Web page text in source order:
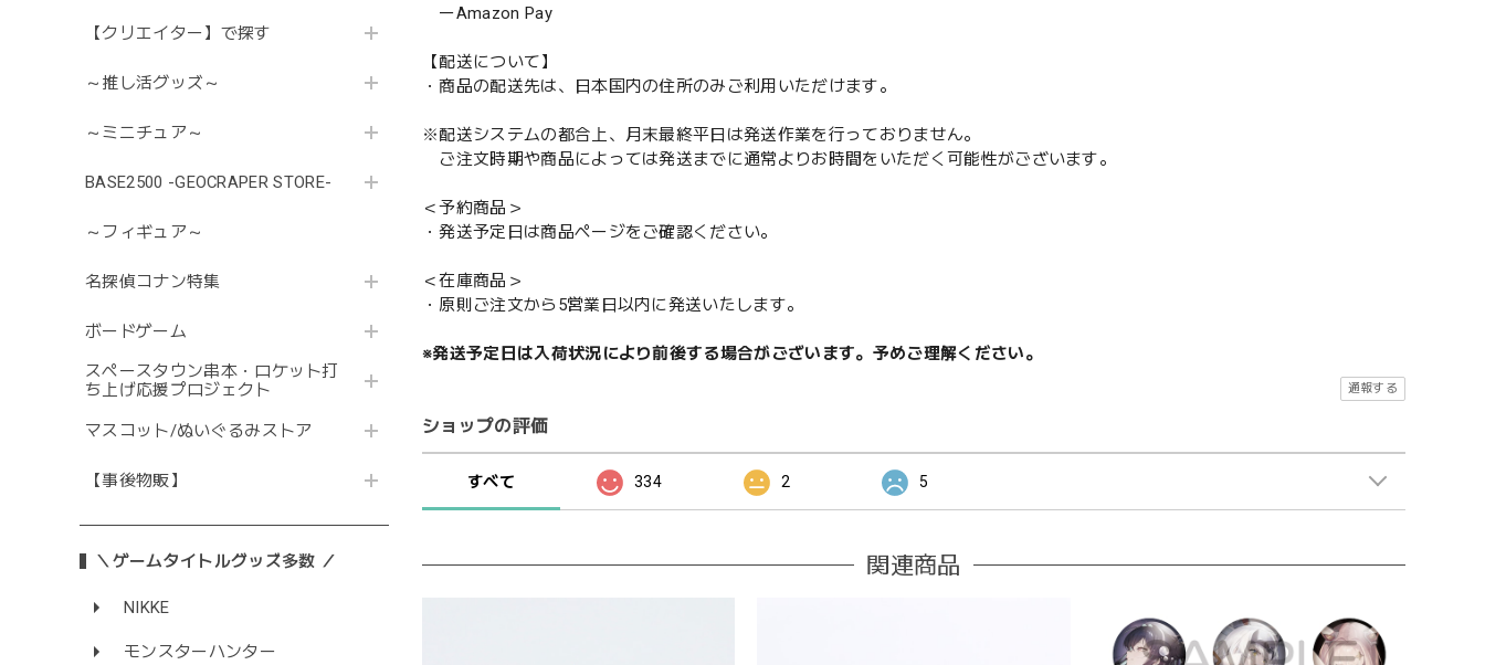
【クリエイター】で探す
～推し活グッズ～
～ミニチュア～
BASE2500 -GEOCRAPER STORE-
～フィギュア～
名探偵コナン特集
ボードゲーム
スペースタウン串本・ロケット打
ち上げ応援プロジェクト
マスコット/ぬいぐるみストア
【事後物販】
＼ゲームタイトルグッズ多数 ／
NIKKE
モンスターハンター
ーAmazon Pay
【配送について】
・商品の配送先は、日本国内の住所のみご利用いただけます。
※配送システムの都合上、月末最終平日は発送作業を行っておりません。
ご注文時期や商品によっては発送までに通常よりお時間をいただく可能性がございます。
＜予約商品＞
・発送予定日は商品ページをご確認ください。
＜在庫商品＞
・原則ご注文から5営業日以内に発送いたします。
※発送予定日は入荷状況により前後する場合がございます。予めご理解ください。
通報する
ショップの評価
すべて 334 2 5
関連商品